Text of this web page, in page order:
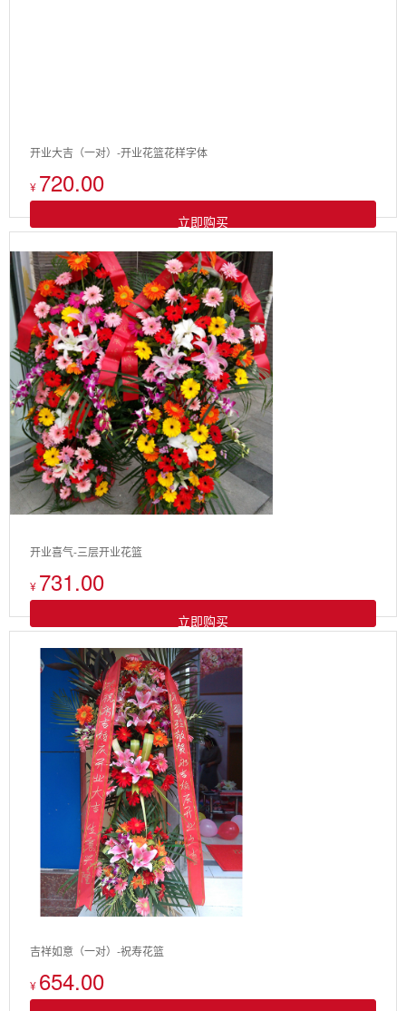
开业大吉（一对）-开业花篮花样字体
¥ 720.00
立即购买
开业喜气-三层开业花篮
¥ 731.00
立即购买
吉祥如意（一对）-祝寿花篮
¥ 654.00